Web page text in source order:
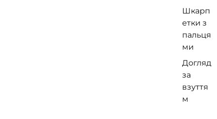
Шкарп
етки з
пальця
ми
Догляд
за
взуття
м